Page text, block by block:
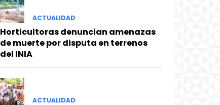
ACTUALIDAD
Horticultoras denuncian amenazas
de muerte por disputa en terrenos
del INIA
ACTUALIDAD